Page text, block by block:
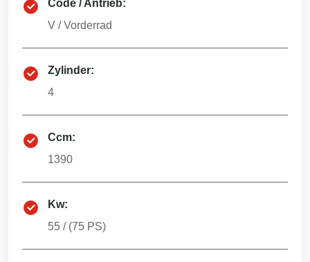
Code / Antrieb:
V /Vorderrad
Zylinder:
4
Ccm:
1390
Kw:
55 / (75 PS)